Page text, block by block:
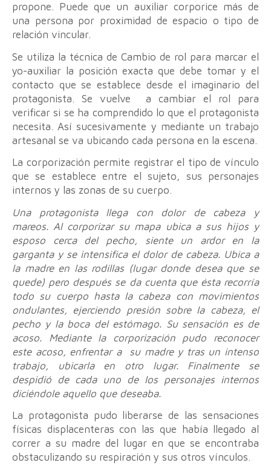
propone. Puede que un auxiliar corporice más de
una persona por proximidad de espacio o tipo de
relación vincular.
Se utiliza la técnica de Cambio de rol para marcar el
yo-auxiliar la posición exacta que debe tomar y el
contacto que se establece desde el imaginario del
protagonista. Se vuelve a cambiar el rol para
verificar si se ha comprendido lo que el protagonista
necesita. Así sucesivamente y mediante un trabajo
artesanal se va ubicando cada persona en la escena.
La corporización permite registrar el tipo de vínculo
que se establece entre el sujeto, sus personajes
internos y las zonas de su cuerpo.
Una protagonista llega con dolor de cabeza y
mareos. Al corporizar su mapa ubica a sus hijos y
esposo cerca del pecho, siente un ardor en la
garganta y se intensifica el dolor de cabeza. Ubica a
la madre en las rodillas (lugar donde desea que se
quede) pero después se da cuenta que ésta recorría
todo su cuerpo hasta la cabeza con movimientos
ondulantes, ejerciendo presión sobre la cabeza, el
pecho y la boca del estómago. Su sensación es de
acoso. Mediante la corporización pudo reconocer
este acoso, enfrentar a su madre y tras un intenso
trabajo, ubicarla en otro lugar. Finalmente se
despidió de cada uno de los personajes internos
diciéndole aquello que deseaba.
La protagonista pudo liberarse de las sensaciones
físicas displacenteras con las que había llegado al
correr a su madre del lugar en que se encontraba
obstaculizando su respiración y sus otros vínculos.